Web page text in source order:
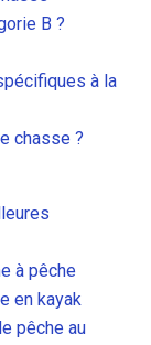
B ?
à la
chasse ?
à pêche
en kayak
pêche au